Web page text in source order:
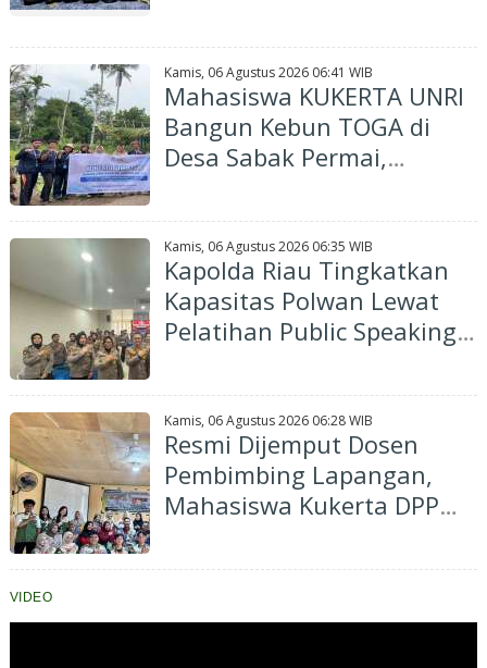
Pendidikan
Kamis, 06 Agustus 2026 06:41 WIB
Mahasiswa KUKERTA UNRI
Bangun Kebun TOGA di
Desa Sabak Permai,
Manfaatkan Pekarangan
untuk Kesehatan
Kamis, 06 Agustus 2026 06:35 WIB
Kapolda Riau Tingkatkan
Kapasitas Polwan Lewat
Pelatihan Public Speaking,
Kemampuan Komunikasi
Profesional
Kamis, 06 Agustus 2026 06:28 WIB
Resmi Dijemput Dosen
Pembimbing Lapangan,
Mahasiswa Kukerta DPPM
Kuapan
VIDEO